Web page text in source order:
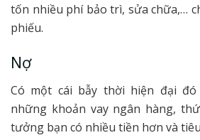
tốn nhiều phí bảo trì, sửa chữa,…
phiếu.
Nợ
Có một cái bẫy thời hiện đại
những khoản vay ngân hàng,
tưởng bạn có nhiều tiền hơn và